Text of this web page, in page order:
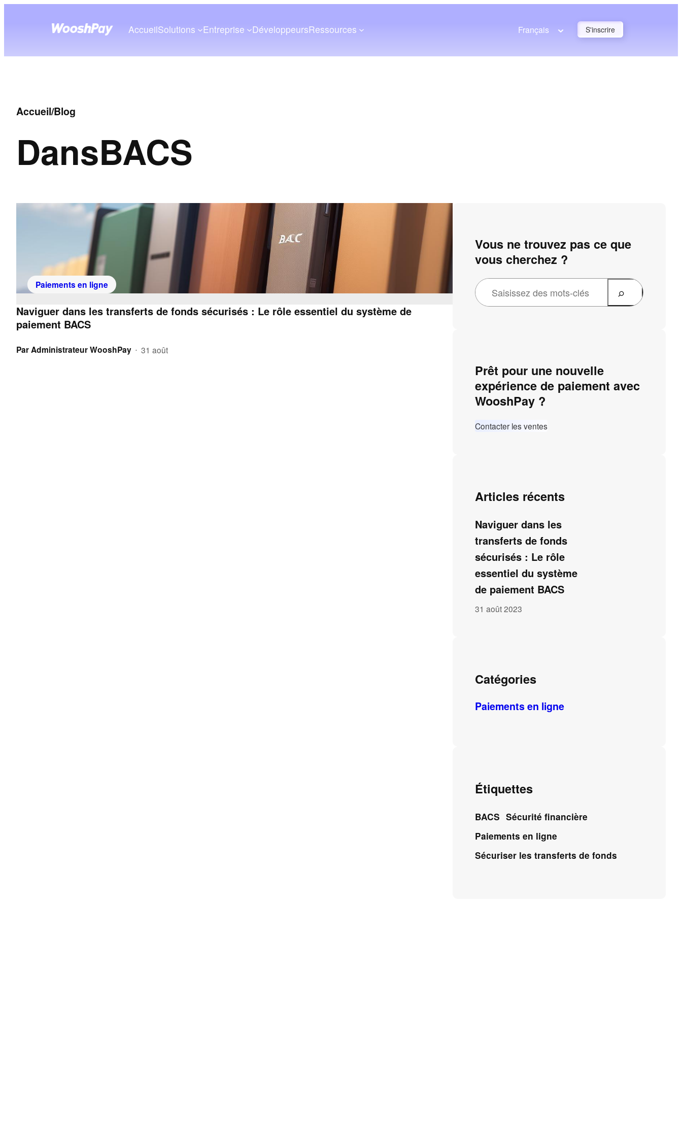
AccueilSolutions Entreprise DéveloppeursRessources Français S'inscrire
Accueil/Blog
DansBACS
Paiements en ligne
Naviguer dans les transferts de fonds sécurisés : Le rôle essentiel du système de
paiement BACS
ParAdministrateur WooshPay • 31 août
Vous ne trouvez pas ce que
vous cherchez ?
Prêt pour une nouvelle
expérience de paiement avec
WooshPay ?
Contacter les ventes
Articles récents
Naviguer dans les
transferts de fonds
sécurisés : Le rôle
essentiel du système
de paiement BACS
31 août 2023
Catégories
Paiements en ligne
Étiquettes
BACS Sécurité financière
Paiements en ligne
Sécuriser les transferts de fonds